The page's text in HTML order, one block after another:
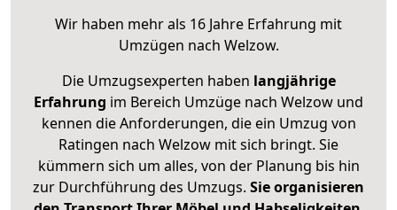
Wir haben mehr als 16 Jahre Erfahrung mit
Umzügen nach Welzow.
Die Umzugsexperten haben langjährige
Erfahrung im Bereich Umzüge nach Welzow und
kennen die Anforderungen, die ein Umzug von
Ratingen nach Welzow mit sich bringt. Sie
kümmern sich um alles, von der Planung bis hin
zur Durchführung des Umzugs. Sie organisieren